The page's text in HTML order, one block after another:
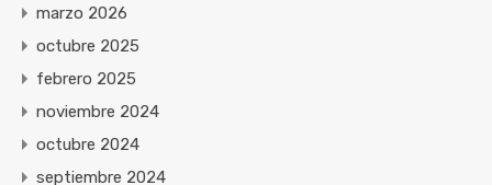
marzo 2026
octubre 2025
febrero 2025
noviembre 2024
octubre 2024
septiembre 2024